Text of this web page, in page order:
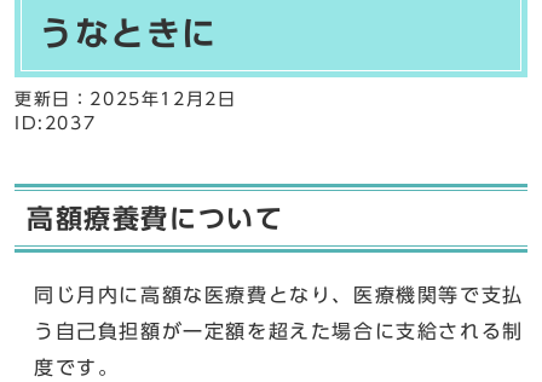
うなときに
更新日： 2025年12月2日
ID:2037
高額療養費について
同じ月内に高額な医療費となり、医療機関等で支払
う自己負担額が一定額を超えた場合に支給される制
度です。